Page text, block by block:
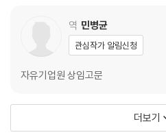
4. 고등교육 문제
5. 고등교육 문제에 대한 해결방안
1. 주간통상위원회(ICC)
역 민병균
관심작가 알림신청
자유기업원 상임고문
더보기